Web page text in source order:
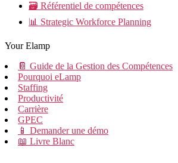
🗃️ Référentiel de compétences
📊 Strategic Workforce Planning
Your Elamp
📔 Guide de la Gestion des Compétences
Pourquoi eLamp
Staffing
Productivité
Carrière
GPEC
📱 Demander une démo
📖 Livre Blanc